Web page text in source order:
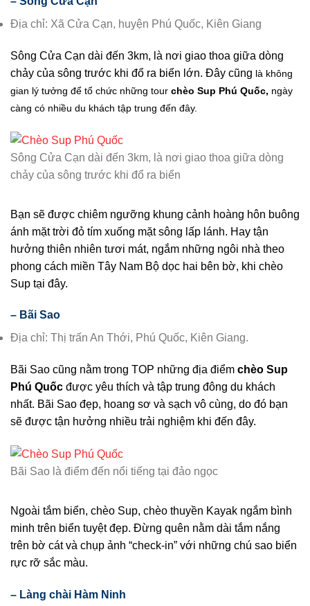
Địa chỉ: Xã Cửa Cạn, huyện Phú Quốc, Kiên Giang
Sông Cửa Cạn dài đến 3km, là nơi giao thoa giữa dòng
chảy của sông trước khi đổ ra biển lớn. Đây cũng là không
gian lý tưởng để tổ chức những tour chèo Sup Phú Quốc, ngày
càng có nhiều du khách tập trung đến đây.
Sông Cửa Cạn dài đến 3km, là nơi giao thoa giữa dòng
chảy của sông trước khi đổ ra biển
Bạn sẽ được chiêm ngưỡng khung cảnh hoàng hôn buông
ánh mặt trời đỏ tím xuống mặt sông lấp lánh. Hay tận
hưởng thiên nhiên tươi mát, ngắm những ngôi nhà theo
phong cách miền Tây Nam Bộ dọc hai bên bờ, khi chèo
Sup tại đây.
– Bãi Sao
Địa chỉ: Thị trấn An Thới, Phú Quốc, Kiên Giang.
Bãi Sao cũng nằm trong TOP những địa điểm chèo Sup
Phú Quốc được yêu thích và tập trung đông du khách
nhất. Bãi Sao đẹp, hoang sơ và sạch vô cùng, do đó bạn
sẽ được tận hưởng nhiều trải nghiệm khi đến đây.
Bãi Sao là điểm đến nổi tiếng tại đảo ngọc
Ngoài tắm biển, chèo Sup, chèo thuyền Kayak ngắm bình
minh trên biển tuyệt đẹp. Đừng quên nằm dài tắm nắng
trên bờ cát và chụp ảnh “check-in” với những chú sao biển
rực rỡ sắc màu.
– Làng chài Hàm Ninh